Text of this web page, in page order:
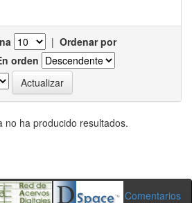
| Ordenar por
orden
no ha producido resultados.
Comentarios